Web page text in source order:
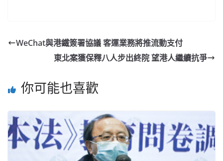
WeChat與港鐵簽署協議 客運業務將推流動支付
東北案獲保釋八人步出終院 望港人繼續抗爭
你可能也喜歡